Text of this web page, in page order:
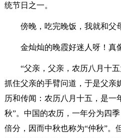
统节日之一。
傍晚，吃完晚饭，我就和父
金灿灿的晚霞好迷人呀！真
“父亲，父亲，农历八月十
抓住父亲的手臂问道，于是父亲
历和传闻：农历八月十五，是一
秋”。中国的农历，一年分为四
倍分，因而中秋也称为“仲秋”。